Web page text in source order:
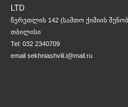
LTD
წერეთლის 142 (სამთო ქიმიის
თბილისი
Tel: 032 2340709
email sekhniashvili.i@mail.ru